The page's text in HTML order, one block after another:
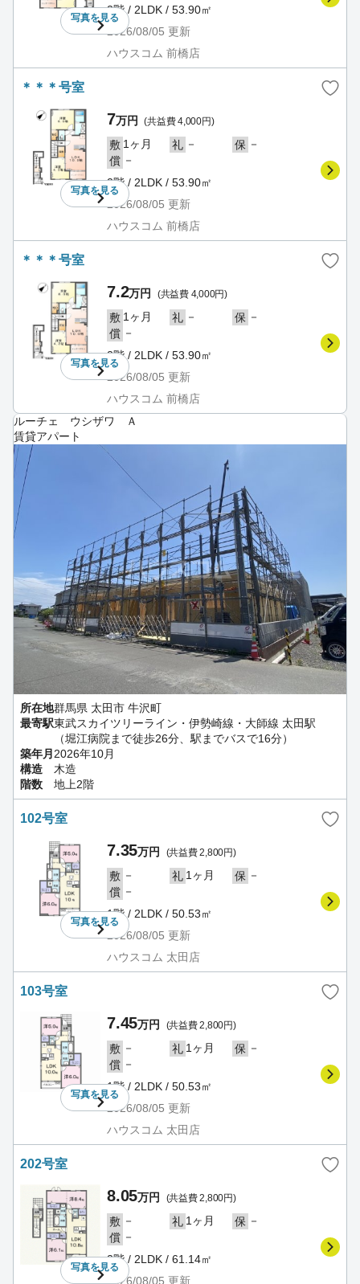
写真を見る
2階 / 2LDK / 53.90㎡
2026/08/05 更新
ハウスコム 前橋店
＊＊＊号室
写真を見る
7万円 (共益費 4,000円)
敷 1ヶ月 礼 － 保 －
償 －
2階 / 2LDK / 53.90㎡
2026/08/05 更新
ハウスコム 前橋店
＊＊＊号室
写真を見る
7.2万円 (共益費 4,000円)
敷 1ヶ月 礼 － 保 －
償 －
2階 / 2LDK / 53.90㎡
2026/08/05 更新
ハウスコム 前橋店
ルーチェ ウシザワ Ａ
賃貸アパート
所在地群馬県 太田市 牛沢町
最寄駅東武スカイツリーライン・伊勢崎線・大師線 太田駅
（堀江病院まで徒歩26分、駅までバスで16分）
築年月 2026年10月
構造
木造
階数
地上2階
102号室
写真を見る
7.35万円 (共益費 2,800円)
敷 － 礼 1ヶ月 保 －
償 －
1階 / 2LDK / 50.53㎡
2026/08/05 更新
ハウスコム 太田店
103号室
写真を見る
7.45万円 (共益費 2,800円)
敷 － 礼 1ヶ月 保 －
償 －
1階 / 2LDK / 50.53㎡
2026/08/05 更新
ハウスコム 太田店
202号室
写真を見る
8.05万円 (共益費 2,800円)
敷 － 礼 1ヶ月 保 －
償 －
2階 / 2LDK / 61.14㎡
2026/08/05 更新